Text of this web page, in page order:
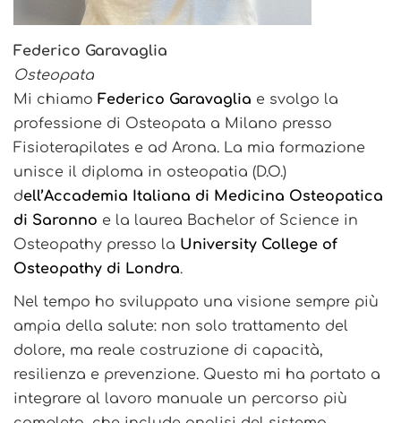
Federico Garavaglia
Osteopata
Mi chiamo Federico Garavaglia e svolgo la
professione di Osteopata a Milano presso
Fisioterapilates e ad Arona. La mia formazione
unisce il diploma in osteopatia (D.O.)
dell’Accademia Italiana di Medicina Osteopatica
di Saronno e la laurea Bachelor of Science in
Osteopathy presso la University College of
Osteopathy di Londra.
Nel tempo ho sviluppato una visione sempre più
ampia della salute: non solo trattamento del
dolore, ma reale costruzione di capacità,
resilienza e prevenzione. Questo mi ha portato a
integrare al lavoro manuale un percorso più